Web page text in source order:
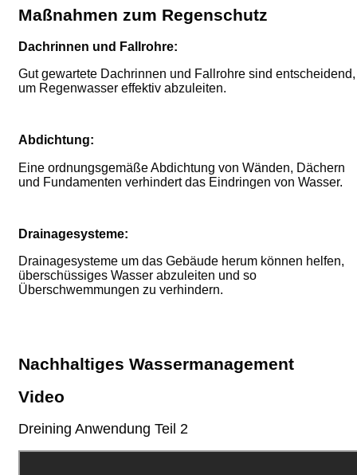
Maßnahmen zum Regenschutz
Dachrinnen und Fallrohre:
Gut gewartete Dachrinnen und Fallrohre sind entscheidend,
um Regenwasser effektiv abzuleiten.
Abdichtung:
Eine ordnungsgemäße Abdichtung von Wänden, Dächern
und Fundamenten verhindert das Eindringen von Wasser.
Drainagesysteme:
Drainagesysteme um das Gebäude herum können helfen,
überschüssiges Wasser abzuleiten und so
Überschwemmungen zu verhindern.
Nachhaltiges Wassermanagement
Video
Dreining Anwendung Teil 2